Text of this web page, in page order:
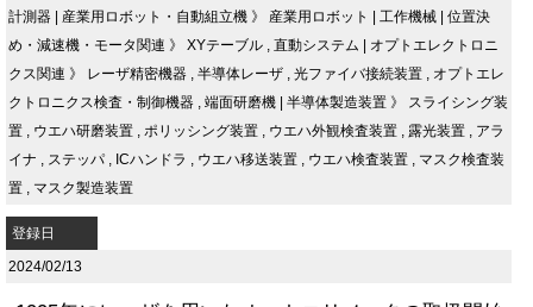
計測器
産業用ロボット・自動組立機 》 産業用ロボット 工作機械
位置決
め・減速機・モータ関連 》 XYテーブル , 直動システム
オプトエレクトロニ
クス関連 》 レーザ精密機器 , 半導体レーザ , 光ファイバ接続装置 , オプトエレ
クトロニクス検査・制御機器 , 端面研磨機 半導体製造装置 》 スライシング装
置 , ウエハ研磨装置 , ポリッシング装置 , ウエハ外観検査装置 , 露光装置 , アラ
イナ , ステッパ , ICハンドラ , ウエハ移送装置 , ウエハ検査装置 , マスク検査装
置 , マスク製造装置
登録日
2024/02/13